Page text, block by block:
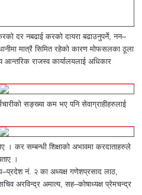
दर नबढाई करको दायरा बढाउनुपर्ने, नन–
मात्रै सिमित रहेको कारण मोफसलका ठूला
आन्तरिक राजस्व कार्यालयलाई अधिकार
सङ्ख्या कम भए पनि सेवाग्राहीहरुलाई
कर सम्बन्धी शिक्षाको अभावमा करदाताहरुले
।
नं. २ का अध्यक्ष गणेशप्रसाद लाठ,
अरविन्द्र अमात्य, सह–कोषाध्यक्ष प्रेमचन्द्र